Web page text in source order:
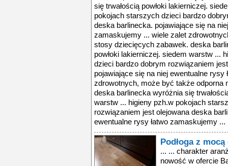
się trwałością powłoki lakierniczej.
pokojach starszych dzieci bardzo
deska barlinecka. pojawiające się na
zamaskujemy ... wiele zalet
stosy dziecięcych zabawek. deska
powłoki lakierniczej. siedem warstw ...
dzieci bardzo dobrym rozwiązaniem
pojawiające się na niej ewentualne
zdrowotnych, może być także odporna
deska barlinecka wyróżnia się
warstw ... higieny pzh.w pokojach
rozwiązaniem jest olejowana deska
ewentualne rysy łatwo zamaskujemy ...
Podłoga z
... ... charakter
nowość w ofercie